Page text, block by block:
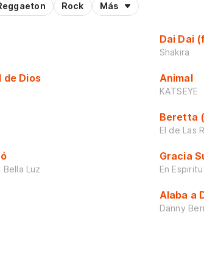
Rock Más
de Dios
Luz
Dai Dai
Shakira
Animal
KATSEYE
Beretta
El de Las
Gracia
En
Alaba a
Danny